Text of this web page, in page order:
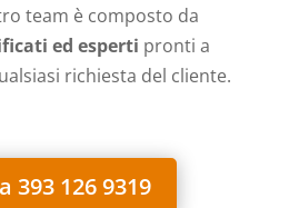
team è composto da
ed esperti pronti a
richiesta del cliente.
393 126 9319